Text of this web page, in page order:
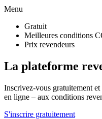
Menu
Gratuit
Meilleures conditions
Prix revendeurs
La plateforme
Inscrivez-vous gratuitement
en ligne – aux conditions
S'inscrire gratuitement